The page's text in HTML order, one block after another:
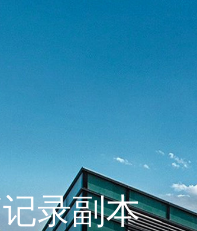
录副本